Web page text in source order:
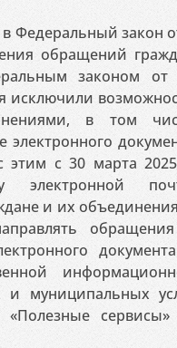
в Федеральный закон
обращений
законом от
исключили
в том
этим с 30 марта
электронной
и их
и муниципальных
«Полезные